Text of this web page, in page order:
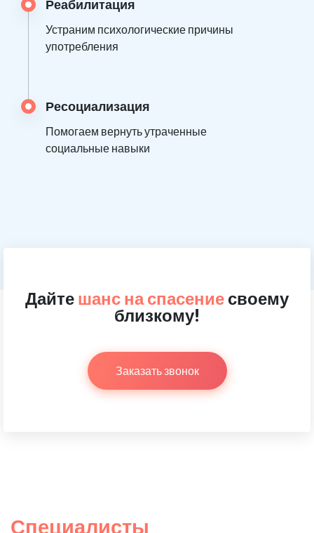
Реабилитация
Устраним психологические причины
употребления
Ресоциализация
Помогаем вернуть утраченные
социальные навыки
Дайте шанс на спасение своему
близкому!
Заказать звонок
Специалисты